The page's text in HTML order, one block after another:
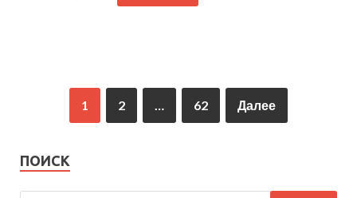
1 2 62 Далее
ПОИСК